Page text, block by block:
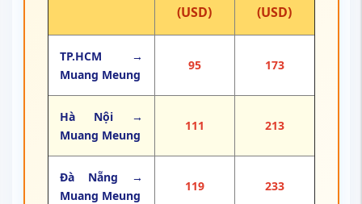
(USD)
(USD)
TP.HCM →
Muang Meung
95 173
Hà Nội →
Muang Meung
111 213
Đà Nẵng →
Muang Meung
119 233